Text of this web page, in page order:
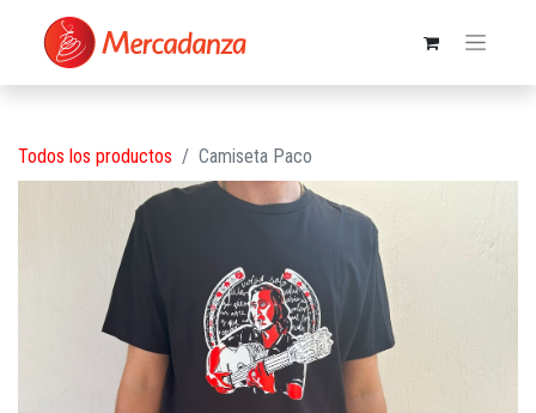
Todos los productos Camiseta Paco